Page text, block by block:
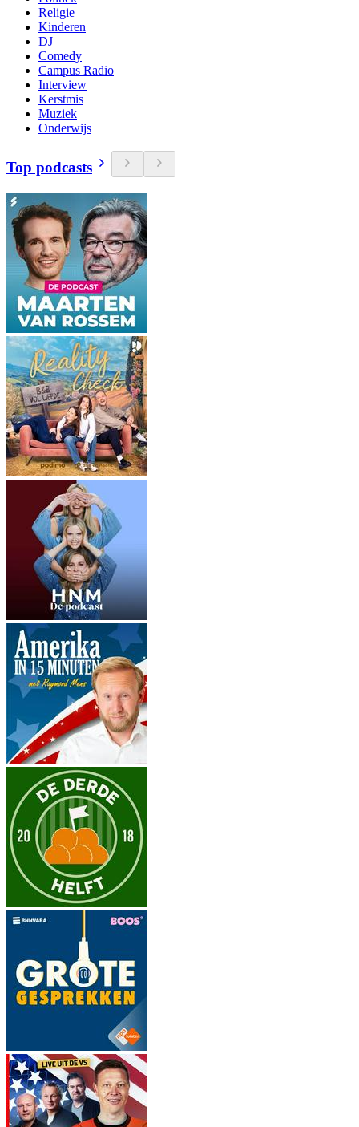
Religie
Kinderen
DJ
Comedy
Campus Radio
Interview
Kerstmis
Muziek
Onderwijs
Top podcasts